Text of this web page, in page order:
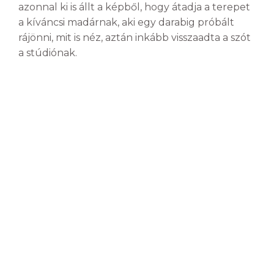
azonnal ki is állt a képből, hogy átadja a terepet
a kíváncsi madárnak, aki egy darabig próbált
rájönni, mit is néz, aztán inkább visszaadta a szót
a stúdiónak.